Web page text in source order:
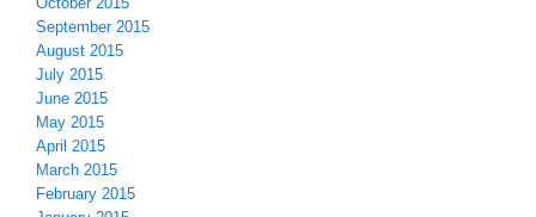
September 2015
August 2015
July 2015
June 2015
May 2015
April 2015
March 2015
February 2015